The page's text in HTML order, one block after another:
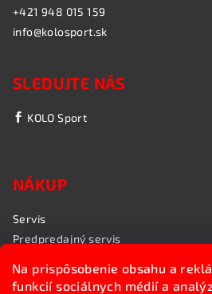
Na prispôsobenie obsahu a
funkcií sociálnych médií a
+421 948 015 159
info@kolosport.sk
SLEDUJTE NÁS
KOLO Sport
NÁKUP
Servis
Predpredajný servis
Rozvoz bicyklov